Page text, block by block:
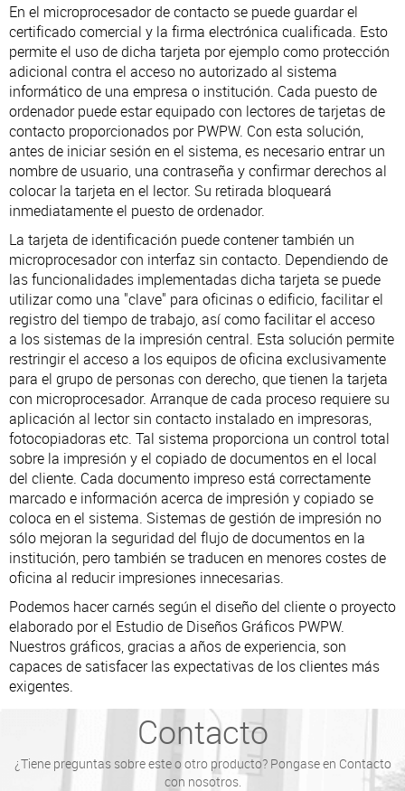
En el microprocesador de contacto se puede guardar el
certificado comercial y la firma electrónica cualificada. Esto
permite el uso de dicha tarjeta por ejemplo como protección
adicional contra el acceso no autorizado al sistema
informático de una empresa o institución. Cada puesto de
ordenador puede estar equipado con lectores de tarjetas de
contacto proporcionados por PWPW. Con esta solución,
antes de iniciar sesión en el sistema, es necesario entrar un
nombre de usuario, una contraseña y confirmar derechos al
colocar la tarjeta en el lector. Su retirada bloqueará
inmediatamente el puesto de ordenador.
La tarjeta de identificación puede contener también un
microprocesador con interfaz sin contacto. Dependiendo de
las funcionalidades implementadas dicha tarjeta se puede
utilizar como una "clave" para oficinas o edificio, facilitar el
registro del tiempo de trabajo, así como facilitar el acceso
a los sistemas de la impresión central. Esta solución permite
restringir el acceso a los equipos de oficina exclusivamente
para el grupo de personas con derecho, que tienen la tarjeta
con microprocesador. Arranque de cada proceso requiere su
aplicación al lector sin contacto instalado en impresoras,
fotocopiadoras etc. Tal sistema proporciona un control total
sobre la impresión y el copiado de documentos en el local
del cliente. Cada documento impreso está correctamente
marcado e información acerca de impresión y copiado se
coloca en el sistema. Sistemas de gestión de impresión no
sólo mejoran la seguridad del flujo de documentos en la
institución, pero también se traducen en menores costes de
oficina al reducir impresiones innecesarias.
Podemos hacer carnés según el diseño del cliente o proyecto
elaborado por el Estudio de Diseños Gráficos PWPW.
Nuestros gráficos, gracias a años de experiencia, son
capaces de satisfacer las expectativas de los clientes más
exigentes.
Contacto
¿Tiene preguntas sobre este o otro producto? Pongase en Contacto
con nosotros.